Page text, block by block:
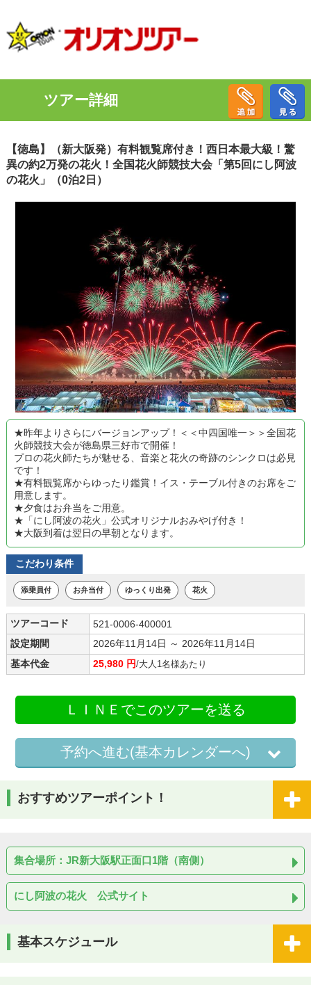
ツアー詳細
【徳島】（新大阪発）有料観覧席付き！西日本最大級！驚
異の約2万発の花火！全国花火師競技大会「第5回にし阿波
の花火」（0泊2日）
★昨年よりさらにバージョンアップ！＜＜中四国唯一＞＞全国花
火師競技大会が徳島県三好市で開催！
プロの花火師たちが魅せる、音楽と花火の奇跡のシンクロは必見
です！
★有料観覧席からゆったり鑑賞！イス・テーブル付きのお席をご
用意します。
★夕食はお弁当をご用意。
★「にし阿波の花火」公式オリジナルおみやげ付き！
★大阪到着は翌日の早朝となります。
こだわり条件
添乗員付 お弁当付 ゆっくり出発 花火
ツアーコード
521-0006-400001
設定期間
2026年11月14日 ～ 2026年11月14日
基本代金
25,980 円/大人1名様あたり
ＬＩＮＥでこのツアーを送る
予約へ進む(基本カレンダーへ)
おすすめツアーポイント！
集合場所：JR新大阪駅正面口1階（南側）
にし阿波の花火 公式サイト
基本スケジュール